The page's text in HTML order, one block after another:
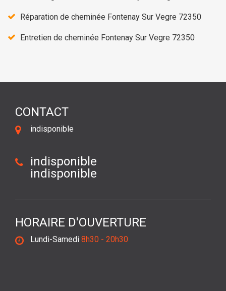
Réparation de cheminée Fontenay Sur Vegre 72350
Entretien de cheminée Fontenay Sur Vegre 72350
CONTACT
indisponible
indisponible
indisponible
HORAIRE D'OUVERTURE
Lundi-Samedi 8h30 - 20h30